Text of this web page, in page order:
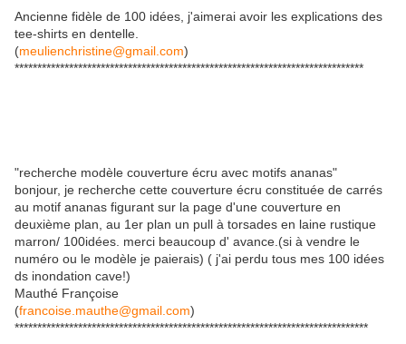
Ancienne fidèle de 100 idées, j'aimerai avoir les explications des
tee-shirts en dentelle.
(meulienchristine@gmail.com)
*****************************************************************************
"recherche modèle couverture écru avec motifs ananas"
bonjour, je recherche cette couverture écru constituée de carrés
au motif ananas figurant sur la page d'une couverture en
deuxième plan, au 1er plan un pull à torsades en laine rustique
marron/ 100idées. merci beaucoup d' avance.(si à vendre le
numéro ou le modèle je paierais) ( j'ai perdu tous mes 100 idées
ds inondation cave!)
Mauthé Françoise
(francoise.mauthe@gmail.com)
******************************************************************************